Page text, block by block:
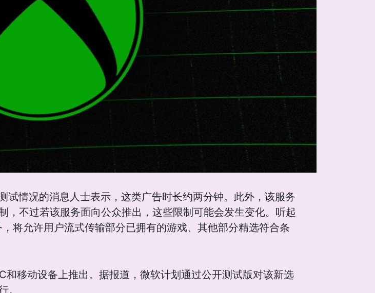
试情况的消息人士表示，这类广告时长约两分钟。此外，该服务
，不过若该服务面向公众推出，这些限制可能会发生变化。听起
将允许用户流式传输部分已拥有的游戏、其他部分精选符合条
移动设备上推出。据报道，微软计划通过公开测试版对该新选
。